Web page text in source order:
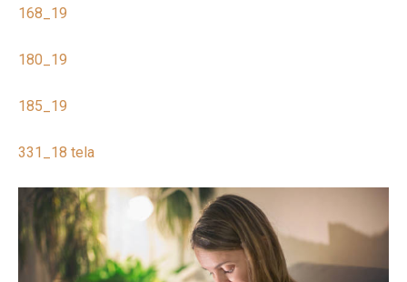
168_19
180_19
185_19
331_18 tela